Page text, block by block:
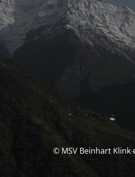
© MSV Beinhart Klink